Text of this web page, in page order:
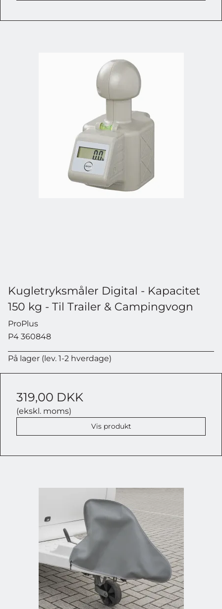
Kugletryksmåler Digital - Kapacitet
150 kg - Til Trailer & Campingvogn
ProPlus
P4 360848
På lager (lev. 1-2 hverdage)
319,00 DKK
(ekskl. moms)
Vis produkt